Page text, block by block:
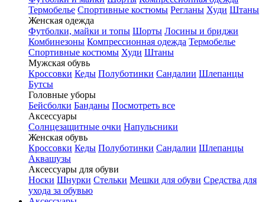
Термобелье Спортивные костюмы Регланы Худи Штаны
Женская одежда
Футболки, майки и топы Шорты Лосины и бриджи
Комбинезоны Компрессионная одежда Термобелье
Спортивные костюмы Худи Штаны
Мужская обувь
Кроссовки Кеды Полуботинки Сандалии Шлепанцы
Бутсы
Головные уборы
Бейсболки Банданы Посмотреть все
Аксессуары
Солнцезащитные очки Напульсники
Женская обувь
Кроссовки Кеды Полуботинки Сандалии Шлепанцы
Аквашузы
Аксессуары для обуви
Носки Шнурки Стельки Мешки для обуви Средства для
ухода за обувью